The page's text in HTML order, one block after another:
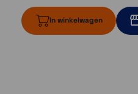
In winkelwagen